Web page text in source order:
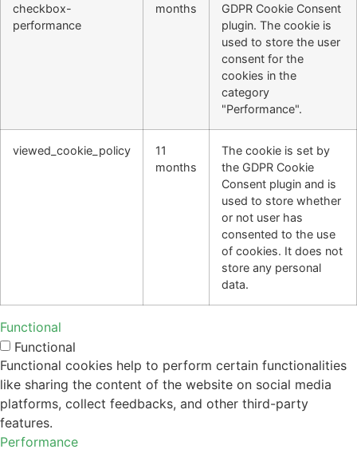
checkbox-
performance
months
GDPR Cookie Consent
plugin. The cookie is
used to store the user
consent for the
cookies in the
category
"Performance".
viewed_cookie_policy
11
months
The cookie is set by
the GDPR Cookie
Consent plugin and is
used to store whether
or not user has
consented to the use
of cookies. It does not
store any personal
data.
Functional
Functional
Functional cookies help to perform certain functionalities
like sharing the content of the website on social media
platforms, collect feedbacks, and other third-party
features.
Performance